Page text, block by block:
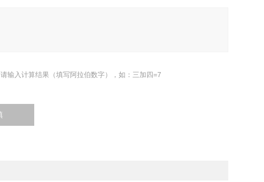
请输入计算结果（填写阿拉伯数字），如：三加四=7